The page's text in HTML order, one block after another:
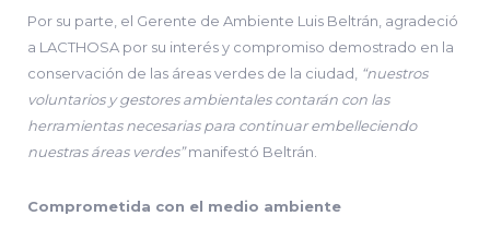
Por su parte, el Gerente de Ambiente Luis Beltrán, agradeció
a LACTHOSA por su interés y compromiso demostrado en la
conservación de las áreas verdes de la ciudad, “nuestros
voluntarios y gestores ambientales contarán con las
herramientas necesarias para continuar embelleciendo
nuestras áreas verdes”manifestó Beltrán.
Comprometida con el medio ambiente